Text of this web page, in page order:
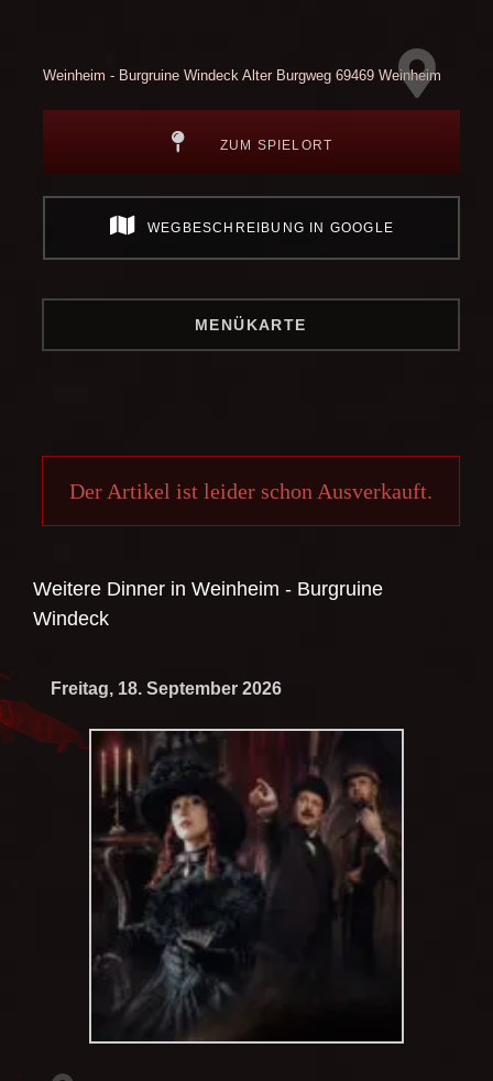
Weinheim - Burgruine WindeckAlter Burgweg 69469 Weinheim
ZUM SPIELORT
WEGBESCHREIBUNG IN GOOGLE
MENÜKARTE
Der Artikel ist leider schon Ausverkauft.
Weitere Dinner in Weinheim - Burgruine
Windeck
Freitag, 18. September 2026